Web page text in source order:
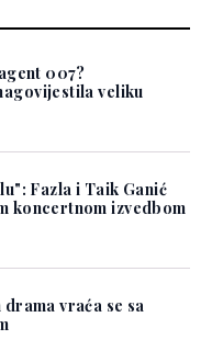
007?
veliku
Fazla i Taik Ganić
koncertnom izvedbom
vraća se sa